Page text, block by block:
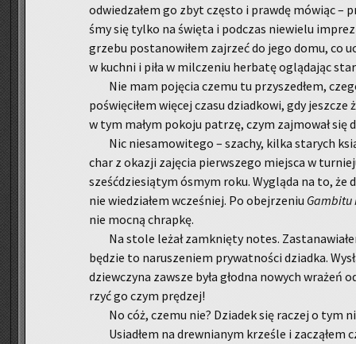
od­wie­dza­łem go zbyt czę­sto i praw­dę mó­wiąc –
śmy się tylko na świę­ta i pod­czas nie­wie­lu
grze­bu po­sta­no­wi­łem zaj­rzeć do jego domu, co
w kuch­ni i piła w mil­cze­niu her­ba­tę oglą­da­jąc
Nie mam po­ję­cia czemu tu przy­sze­dłem,
po­świę­ci­łem wię­cej czasu dziad­ko­wi, gdy jesz­cze
w tym małym po­ko­ju pa­trzę, czym zaj­mo­wał się
Nic nie­sa­mo­wi­te­go – sza­chy, kilka sta­rych
char z oka­zji za­ję­cia pierw­sze­go miej­sca w
sześć­dzie­sią­tym ósmym roku. Wy­glą­da na to, że
nie wie­dzia­łem wcze­śniej. Po obej­rze­niu Gam­bitu
nie mocną chrap­kę.
Na stole leżał za­mknię­ty notes.
bę­dzie to na­ru­sze­niem pry­wat­no­ści dziad­ka.
dziew­czy­na za­wsze była głod­na no­wych
rzyć go czym prę­dzej!
No cóż, czemu nie? Dzia­dek się ra­czej o tym
Usia­dłem na drew­nia­nym krze­śle i